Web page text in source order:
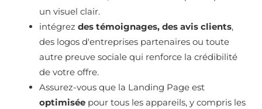
un visuel clair.
intégrez des témoignages, des avis clients,
des logos d'entreprises partenaires ou toute
autre preuve sociale qui renforce la crédibilité
de votre offre.
Assurez-vous que la Landing Page est
optimisée pour tous les appareils, y compris les